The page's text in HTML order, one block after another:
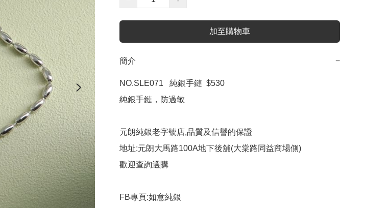
加至購物車
簡介 −
NO.SLE071   純銀手鏈  $530
純銀手鏈，防過敏
元朗純銀老字號店,品質及信譽的保證
地址:元朗大馬路100A地下後舖(大棠路同益商場側)
歡迎查詢選購
FB專頁:如意純銀